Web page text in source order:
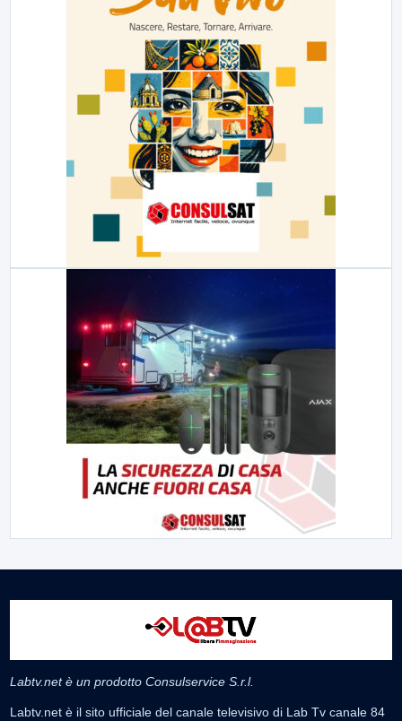
Labtv.net è un prodotto Consulservice S.r.l.
Labtv.net è il sito ufficiale del canale televisivo di Lab Tv canale 84